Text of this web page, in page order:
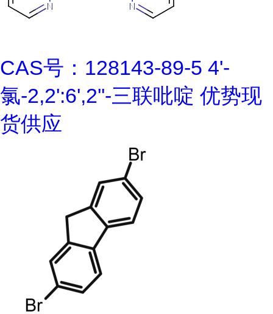
CAS号：128143-89-5 4'-
氯-2,2':6',2''-三联吡啶 优势现
货供应